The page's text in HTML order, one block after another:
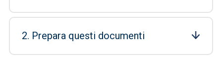
2. Prepara questi documenti